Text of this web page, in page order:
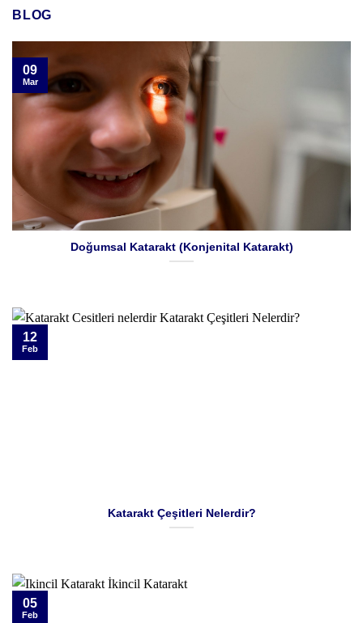
BLOG
Doğumsal Katarakt (Konjenital Katarakt)
09
Mar
Katarakt Çeşitleri Nelerdir?
12
Feb
05
Feb